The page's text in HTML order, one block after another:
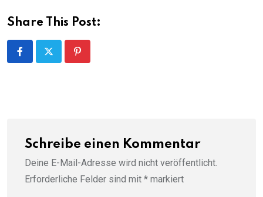
Share This Post:
Schreibe einen Kommentar
Deine E-Mail-Adresse wird nicht veröffentlicht.
Erforderliche Felder sind mit * markiert